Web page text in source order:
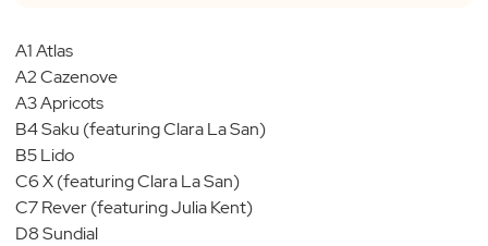
A1 Atlas
A2 Cazenove
A3 Apricots
B4 Saku (featuring Clara La San)
B5 Lido
C6 X (featuring Clara La San)
C7 Rever (featuring Julia Kent)
D8 Sundial